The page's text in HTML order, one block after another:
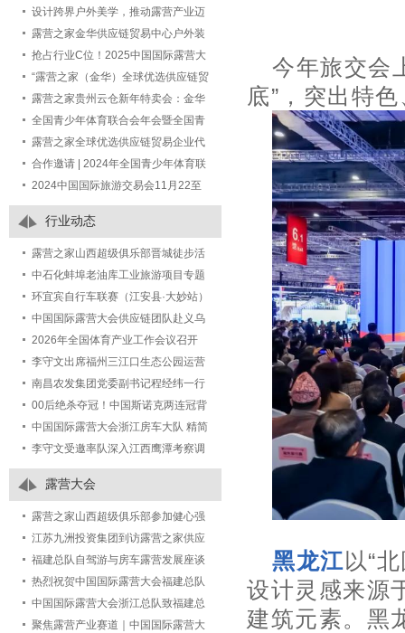
请出席 Jeonnam Camping Tourism
Fair 2
设计跨界户外美学，推动露营产业迈
向“中国智造”的未来产业
露营之家金华供应链贸易中心户外装
备特卖场，一站式满足你的露营装备
采购需求！
抢占行业C位！2025中国国际露营大
会-户外美好生活装备展全球招商开启
——尊享七大权益，共赢万亿市场
“露营之家（金华）全球优选供应链贸
易中心户外运动露营装备生活馆”定向
招商公告
露营之家贵州云仓新年特卖会：金华
供应链手工编藤与汽车后备箱露营装
备成热宠
全国青少年体育联合会年会暨全国青
少年体育交流大会 期间举办青少年营
地发展研策会的通知
露营之家全球优选供应链贸易企业代
表团受邀如期赴约第七届中国进口博
览会
合作邀请 | 2024年全国青少年体育联
合会年会暨全国青少年体育交流大会
2024中国国际旅游交易会11月22至
24日在国家会展中心（上海）举办
行业动态
露营之家山西超级俱乐部晋城徒步活
动圆满落幕
中石化蚌埠老油库工业旅游项目专题
研讨会在露营之家五建集团城市更新
事业部举行
环宜宾自行车联赛（江安县·大妙站）
2026第八届江安大妙荷花自行车赛激
情开赛
中国国际露营大会供应链团队赴义乌
植物园考察调研，深化文旅露营产业
合作
2026年全国体育产业工作会议召开
李守文出席福州三江口生态公园运营
项目发布会，签署共建城市绿地活化
新样板合作协议
南昌农发集团党委副书记程经纬一行
考察露营之家全球供应链贸易中心
00后绝杀夺冠！中国斯诺克两连冠背
后藏着体育人才培养新答案
中国国际露营大会浙江房车大队 精简
官方简介
李守文受邀率队深入江西鹰潭考察调
研文体旅产业生态：以“三链合一”破
解“两长两短”
露营大会
露营之家山西超级俱乐部参加健心强
身迎省运 悦己助人公益行2026百城万
人健心跑-长治站活动圆满结束！
江苏九洲投资集团到访露营之家供应
链贸易中心，共商跨区域产业合作蓝
图
福建总队自驾游与房车露营发展座谈
会顺利召开！
热烈祝贺中国国际露营大会福建总队
各地市大队授牌仪式圆满成功！
中国国际露营大会浙江总队致福建总
队祝贺函
聚焦露营产业赛道｜中国国际露营大
今年旅交会
底”，突出特
黑龙江以“
设计灵感来源
建筑元素。黑